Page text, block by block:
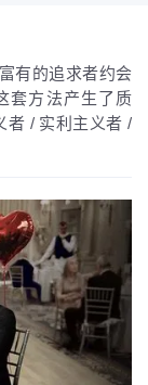
有的追求者约会
套方法产生了质
者 / 实利主义者 /